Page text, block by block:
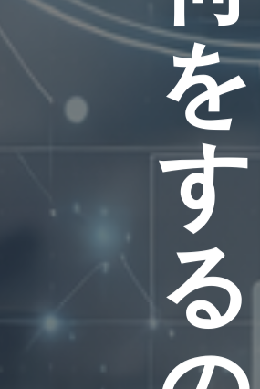
を
す
る